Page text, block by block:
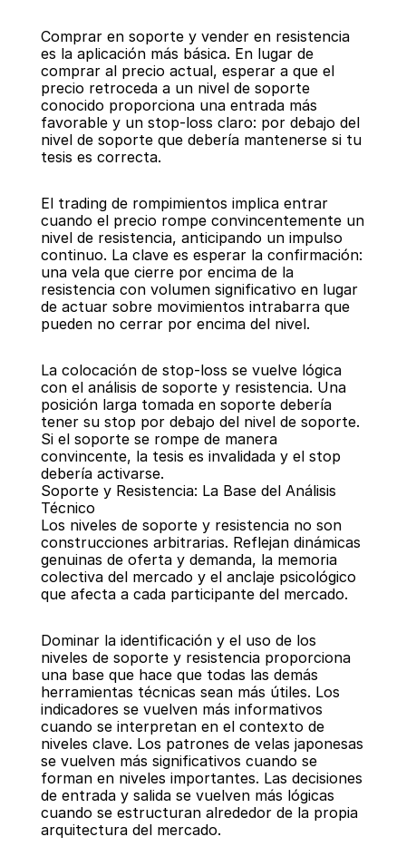
Comprar en soporte y vender en resistencia
es la aplicación más básica. En lugar de
comprar al precio actual, esperar a que el
precio retroceda a un nivel de soporte
conocido proporciona una entrada más
favorable y un stop-loss claro: por debajo del
nivel de soporte que debería mantenerse si tu
tesis es correcta.
El trading de rompimientos implica entrar
cuando el precio rompe convincentemente un
nivel de resistencia, anticipando un impulso
continuo. La clave es esperar la confirmación:
una vela que cierre por encima de la
resistencia con volumen significativo en lugar
de actuar sobre movimientos intrabarra que
pueden no cerrar por encima del nivel.
La colocación de stop-loss se vuelve lógica
con el análisis de soporte y resistencia. Una
posición larga tomada en soporte debería
tener su stop por debajo del nivel de soporte.
Si el soporte se rompe de manera
convincente, la tesis es invalidada y el stop
debería activarse.
Soporte y Resistencia: La Base del Análisis
Técnico
Los niveles de soporte y resistencia no son
construcciones arbitrarias. Reflejan dinámicas
genuinas de oferta y demanda, la memoria
colectiva del mercado y el anclaje psicológico
que afecta a cada participante del mercado.
Dominar la identificación y el uso de los
niveles de soporte y resistencia proporciona
una base que hace que todas las demás
herramientas técnicas sean más útiles. Los
indicadores se vuelven más informativos
cuando se interpretan en el contexto de
niveles clave. Los patrones de velas japonesas
se vuelven más significativos cuando se
forman en niveles importantes. Las decisiones
de entrada y salida se vuelven más lógicas
cuando se estructuran alrededor de la propia
arquitectura del mercado.